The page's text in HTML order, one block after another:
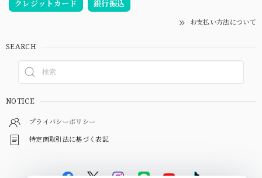
クレジットカード
銀行振込
お支払い方法について
SEARCH
NOTICE
プライバシーポリシー
特定商取引法に基づく表記